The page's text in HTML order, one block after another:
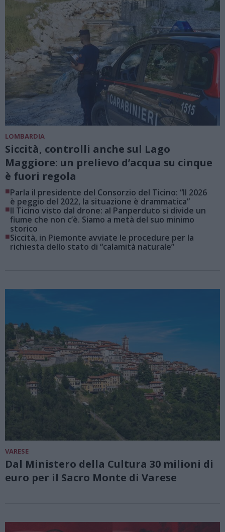
LOMBARDIA
Siccità, controlli anche sul Lago
Maggiore: un prelievo d’acqua su cinque
è fuori regola
■Parla il presidente del Consorzio del Ticino: “Il 2026
è peggio del 2022, la situazione è drammatica”
■Il Ticino visto dal drone: al Panperduto si divide un
fiume che non c’è. Siamo a metà del suo minimo
storico
■Siccità, in Piemonte avviate le procedure per la
richiesta dello stato di “calamità naturale”
VARESE
Dal Ministero della Cultura 30 milioni di
euro per il Sacro Monte di Varese